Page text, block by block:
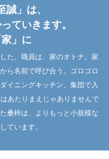
誠」は、
ていきます。
」に
た。職員は、家のオトナ。家
ら名前で呼び合う。ゴロゴロ
イニングキッチン、集団で入
あたりまえじゃありませんで
桑梓は、よりもっと小規模な
ています。